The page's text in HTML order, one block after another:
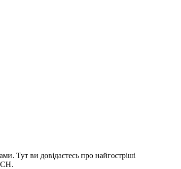
Тут ви довідаєтесь про найгостріші